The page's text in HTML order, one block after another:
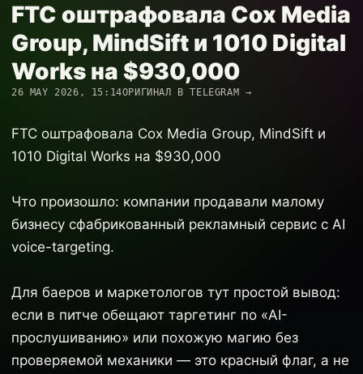
FTC оштрафовала Cox Media
Group, MindSift и 1010 Digital
Works на $930,000
26 MAY 2026, 15:14ОРИГИНАЛ В TELEGRAM →
FTC оштрафовала Cox Media Group, MindSift и
1010 Digital Works на $930,000
Что произошло: компании продавали малому
бизнесу сфабрикованный рекламный сервис с AI
voice-targeting.
Для баеров и маркетологов тут простой вывод:
если в питче обещают таргетинг по «AI-
прослушиванию» или похожую магию без
проверяемой механики — это красный флаг, а не